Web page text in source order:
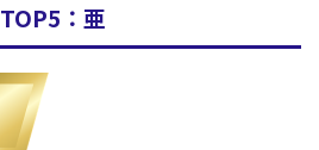
TOP5：亜